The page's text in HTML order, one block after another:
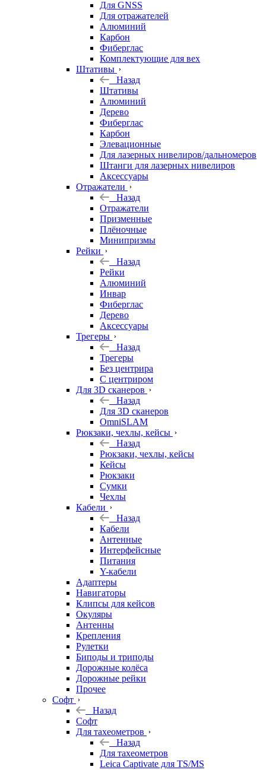
Для GNSS
Для отражателей
Алюминий
Карбон
Фиберглас
Комплектующие для вех
Штативы
Назад
Штативы
Алюминий
Дерево
Фиберглас
Карбон
Элевационные
Для лазерных нивелиров/дальномеров
Штанги для лазерных нивелиров
Аксессуары
Отражатели
Назад
Отражатели
Призменные
Плёночные
Минипризмы
Рейки
Назад
Рейки
Алюминий
Инвар
Фиберглас
Дерево
Аксессуары
Трегеры
Назад
Трегеры
Без центрира
С центриром
Для 3D сканеров
Назад
Для 3D сканеров
OmniSLAM
Рюкзаки, чехлы, кейсы
Назад
Рюкзаки, чехлы, кейсы
Кейсы
Рюкзаки
Сумки
Чехлы
Кабели
Назад
Кабели
Антенные
Интерфейсные
Питания
Y-кабели
Адаптеры
Навигаторы
Клипсы для кейсов
Окуляры
Антенны
Крепления
Рулетки
Биподы и триподы
Дорожные колёса
Дорожные рейки
Прочее
Софт
Назад
Софт
Для тахеометров
Назад
Для тахеометров
Leica Captivate для TS/MS